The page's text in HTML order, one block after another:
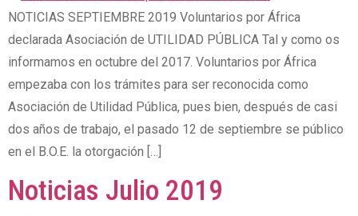
NOTICIAS SEPTIEMBRE 2019 Voluntarios por África
declarada Asociación de UTILIDAD PÚBLICA Tal y como os
informamos en octubre del 2017. Voluntarios por África
empezaba con los trámites para ser reconocida como
Asociación de Utilidad Pública, pues bien, después de casi
dos años de trabajo, el pasado 12 de septiembre se público
en el B.O.E. la otorgación […]
Noticias Julio 2019